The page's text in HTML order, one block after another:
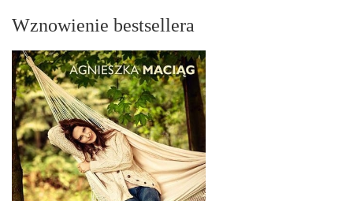
Wznowienie bestsellera